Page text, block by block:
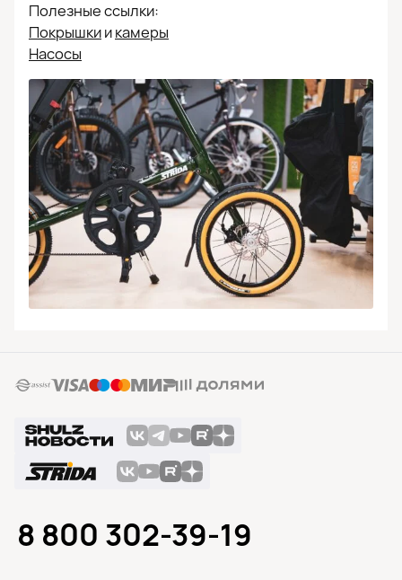
Полезные ссылки:
Покрышкиикамеры
Насосы
8 800 302-39-19